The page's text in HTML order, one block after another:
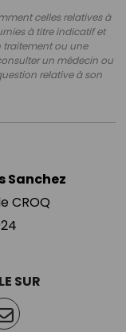
celles relatives à
à titre indicatif et
ou une
un médecin ou
relative à son
Sanchez
CROQ
SUR